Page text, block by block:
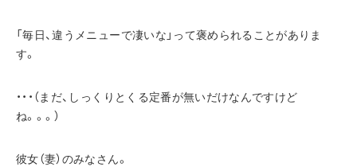
「毎日、違うメニューで凄いな」って褒められることがありま
す。
・・・（まだ、しっくりとくる定番が無いだけなんですけど
ね。。。）
彼女（妻）のみなさん。